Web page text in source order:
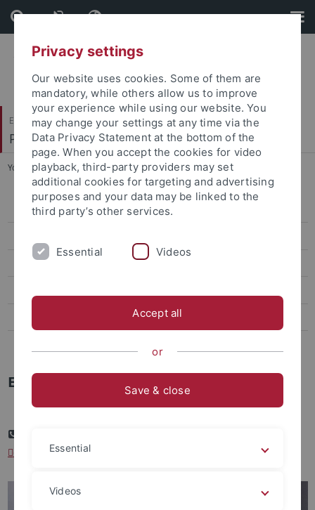
Skip
to
content
Skip
to
footer
Evangelisch-Theologische Fakultät
Praktische Theologie II
You are here: Startseite ... Team
Aktuelles
QUIRU-B
Eileen Märkle
eileen.maerkle@uni-tuebingen.de
Privacy settings
Our website uses cookies. Some of them are
mandatory, while others allow us to improve
your experience while using our website. You
may change your settings at any time via the
Data Privacy Statement at the bottom of the
page. When you accept the cookies for video
playback, third-party providers may set
additional cookies for targeting and advertising
purposes and your data may be linked to the
third party’s other services.
Essential Videos
Accept all
or
Save & close
Essential
Videos